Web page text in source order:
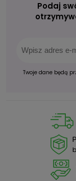
Podaj
Twoje dane będą